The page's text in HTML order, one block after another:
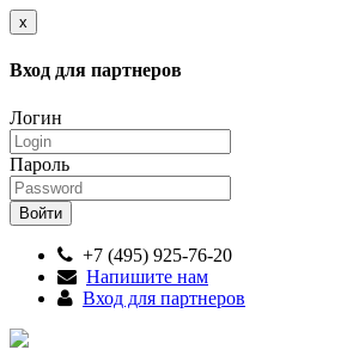
x
Вход для партнеров
Логин
Пароль
+7 (495) 925-76-20
Напишите нам
Вход для партнеров